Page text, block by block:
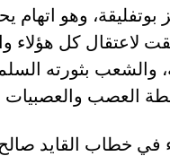
بوتفليقة، وهو اتهام
لاعتقال كل هؤلاء
والشعب بثورته
في خطاب القايد